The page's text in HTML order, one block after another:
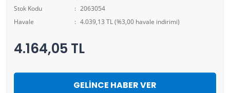
Stok Kodu
2063054
Havale
4.039,13 TL (%3,00 havale indirimi)
4.164,05 TL
GELİNCE HABER VER